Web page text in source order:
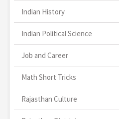
Indian History
Indian Political Science
Job and Career
Math Short Tricks
Rajasthan Culture